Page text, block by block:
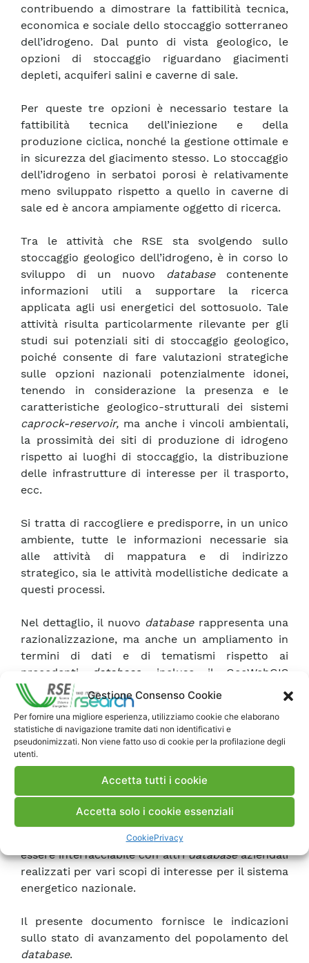
Gestione Consenso Cookie
Per fornire una migliore esperienza, utilizziamo cookie che elaborano
statistiche di navigazione tramite dati non identificativi e
pseudonimizzati. Non viene fatto uso di cookie per la profilazione degli
utenti.
Accetta tutti i cookie
Accetta solo i cookie essenziali
CookiePrivacy
contribuendo a dimostrare la fattibilità tecnica,
economica e sociale dello stoccaggio sotterraneo
dell’idrogeno. Dal punto di vista geologico, le
opzioni di stoccaggio riguardano giacimenti
depleti, acquiferi salini e caverne di sale.
Per queste tre opzioni è necessario testare la
fattibilità tecnica dell’iniezione e della
produzione ciclica, nonché la gestione ottimale e
in sicurezza del giacimento stesso. Lo stoccaggio
dell’idrogeno in serbatoi porosi è relativamente
meno sviluppato rispetto a quello in caverne di
sale ed è ancora ampiamente oggetto di ricerca.
Tra le attività che RSE sta svolgendo sullo
stoccaggio geologico dell’idrogeno, è in corso lo
sviluppo di un nuovo database contenente
informazioni utili a supportare la ricerca
applicata agli usi energetici del sottosuolo. Tale
attività risulta particolarmente rilevante per gli
studi sui potenziali siti di stoccaggio geologico,
poiché consente di fare valutazioni strategiche
sulle opzioni nazionali potenzialmente idonei,
tenendo in considerazione la presenza e le
caratteristiche geologico-strutturali dei sistemi
caprock-reservoir, ma anche i vincoli ambientali,
la prossimità dei siti di produzione di idrogeno
rispetto ai luoghi di stoccaggio, la distribuzione
delle infrastrutture di interesse per il trasporto,
ecc.
Si tratta di raccogliere e predisporre, in un unico
ambiente, tutte le informazioni necessarie sia
alle attività di mappatura e di indirizzo
strategico, sia le attività modellistiche dedicate a
questi processi.
Nel dettaglio, il nuovo databaserappresenta una
razionalizzazione, ma anche un ampliamento in
termini di dati e di tematismi rispetto ai
precedenti
database, incluso il GeoWebGIS
(prodotto emblematico RSE di RdS), risultando
aggiornato e conforme agli
temini di softwaree di accessibilità.
Esso consentirà, una volta completato, la
sovrapposizione di una moltitudine di dati
(stratigrafie e altri parametri desunti dai profili di
tematica in esame, con il valore aggiunto di
essere interfacciabile con altridatabaseaziendali
realizzati per vari scopi di interesse per il sistema
energetico nazionale.
Il presente documento fornisce le indicazioni
sullo stato di avanzamento del popolamento del
database.